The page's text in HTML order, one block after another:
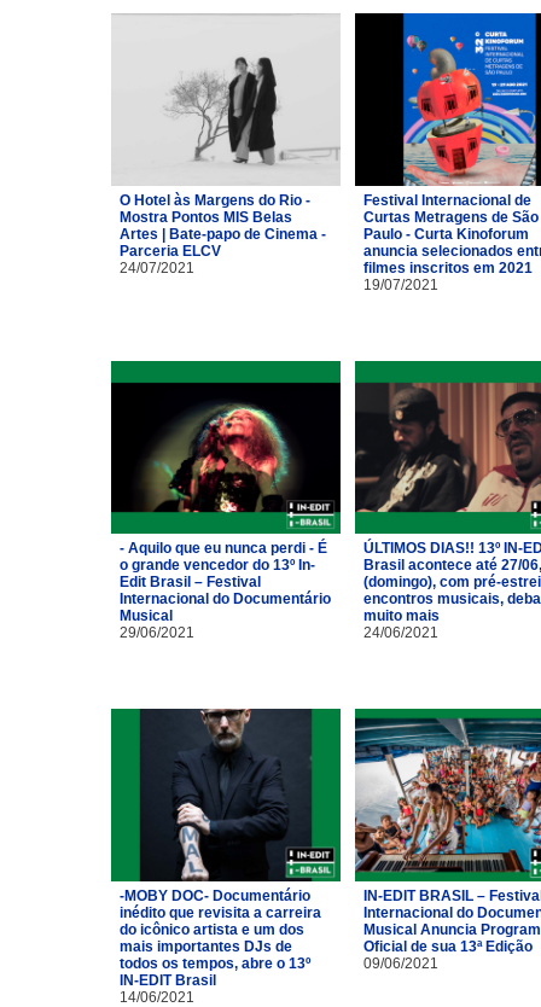
O Hotel às Margens do Rio -
Mostra Pontos MIS Belas
Artes | Bate-papo de Cinema -
Parceria ELCV
24/07/2021
Festival Internacional de
Curtas Metragens de São
Paulo - Curta Kinoforum
anuncia selecionados
filmes inscritos em 2021
19/07/2021
- Aquilo que eu nunca perdi - É
o grande vencedor do 13º In-
Edit Brasil – Festival
Internacional do Documentário
Musical
29/06/2021
ÚLTIMOS DIAS!! 13º IN-
Brasil acontece até 27/06,
(domingo), com pré-
encontros musicais,
muito mais
24/06/2021
-MOBY DOC- Documentário
inédito que revisita a carreira
do icônico artista e um dos
mais importantes DJs de
todos os tempos, abre o 13º
IN-EDIT Brasil
14/06/2021
IN-EDIT BRASIL –
Internacional do
Musical Anuncia
Oficial de sua 13ª Edição
09/06/2021